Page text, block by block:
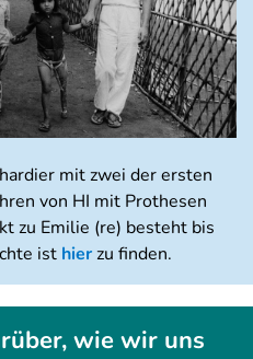
mit zwei der ersten
von HI mit Prothesen
zu Emilie (re) besteht bis
ist hierzu finden.
wie wir uns